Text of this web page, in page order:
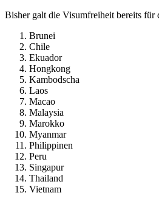
Bisher galt die Visumfreiheit bereits für
Brunei
Chile
Ekuador
Hongkong
Kambodscha
Laos
Macao
Malaysia
Marokko
Myanmar
Philippinen
Peru
Singapur
Thailand
Vietnam